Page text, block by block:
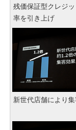
残価保証型クレジ
率を引き上げ
新世代店舗により